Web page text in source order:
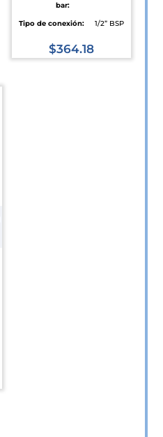
bar:
Tipo de conexión: 1/2” BSP
$364.18